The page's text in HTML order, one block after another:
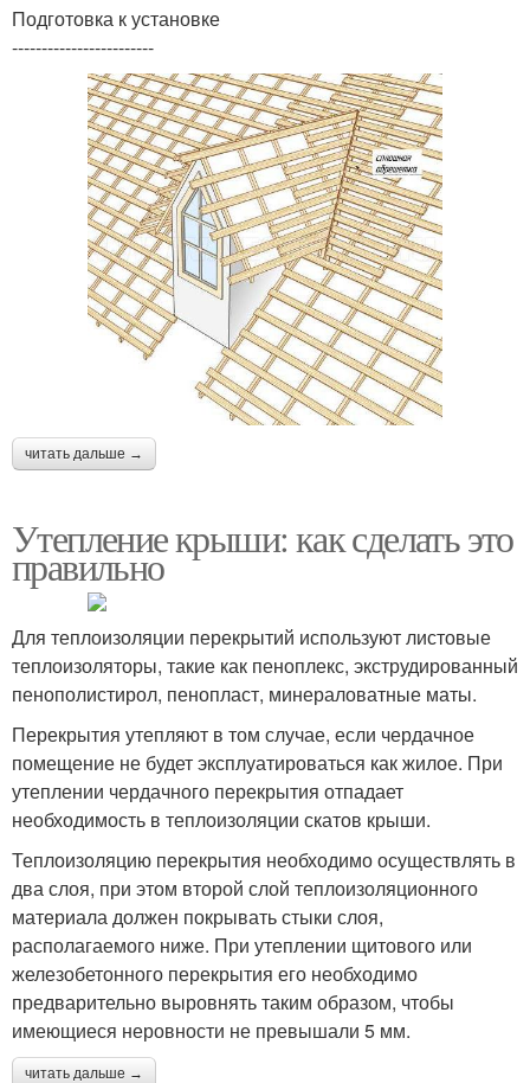
Подготовка к установке
------------------------
читать дальше →
Утепление крыши: как сделать это
правильно
Для теплоизоляции перекрытий используют листовые
теплоизоляторы, такие как пеноплекс, экструдированный
пенополистирол, пенопласт, минераловатные маты.
Перекрытия утепляют в том случае, если чердачное
помещение не будет эксплуатироваться как жилое. При
утеплении чердачного перекрытия отпадает
необходимость в теплоизоляции скатов крыши.
Теплоизоляцию перекрытия необходимо осуществлять в
два слоя, при этом второй слой теплоизоляционного
материала должен покрывать стыки слоя,
располагаемого ниже. При утеплении щитового или
железобетонного перекрытия его необходимо
предварительно выровнять таким образом, чтобы
имеющиеся неровности не превышали 5 мм.
читать дальше →